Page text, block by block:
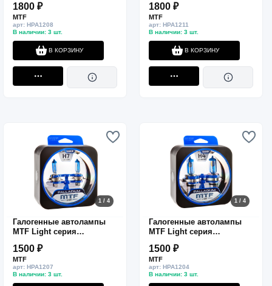
комп.
1800 ₽
MTF
арт: HPA1208
В наличии: 3 шт.
В КОРЗИНУ
комп.
1800 ₽
MTF
арт: HPA1211
В наличии: 3 шт.
В КОРЗИНУ
1 / 4
Галогенные автолампы
MTF Light серия
комп.
1500 ₽
MTF
арт: HPA1207
В наличии: 3 шт.
1 / 4
Галогенные автолампы
MTF Light серия
60/55W, комп.
1500 ₽
MTF
арт: HPA1204
В наличии: 3 шт.